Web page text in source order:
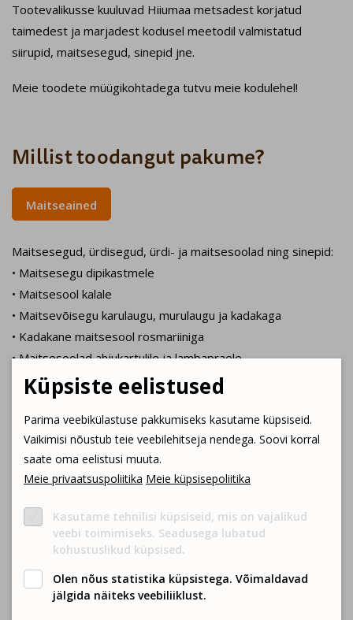
Küpsiste eelistused
Parima veebikülastuse pakkumiseks kasutame küpsiseid.
Vaikimisi nõustub teie veebilehitseja nendega. Soovi korral
saate oma eelistusi muuta.
Meie privaatsuspoliitika Meie küpsisepoliitika
Kasutame tehnilisi küpsiseid, mis on vajalikud
veebi toimimiseks. Seadusega lubatud
kohustuslikud küpsised.
Olen nõus statistika küpsistega. Võimaldavad
jälgida näiteks veebiliiklust.
Tootevalikusse kuuluvad Hiiumaa metsadest korjatud
taimedest ja marjadest kodusel meetodil valmistatud
siirupid, maitsesegud, sinepid jne.
Meie toodete müügikohtadega tutvu meie kodulehel!
Millist toodangut pakume?
Maitseained
Maitsesegud, ürdisegud, ürdi- ja maitsesoolad ning sinepid:
• Maitsesegu dipikastmele
• Maitsesool kalale
• Maitsevõisegu karulaugu, murulaugu ja kadakaga
• Kadakane maitsesool rosmariiniga
• Maitsesoolad ahjukartulile ja lambapraele
• Supi maitseegu
• Õunakoogi suhkrusegu
• Sinepid - maitsenüansi rikastamiseks kasutame Hiiumaa
metsamarju.
• Piprasegud - maitsenüansi rikastamiseks kasutame
kadaka-, pihlaka- ja kibuvitsamarju
• Gourmet soolad - need on lõbusad, ilusad värvilised ja
imeliselt lõhnavad soolaveskid.
Tooted valmistatakse käsitsi väikeste koguste kaupa.